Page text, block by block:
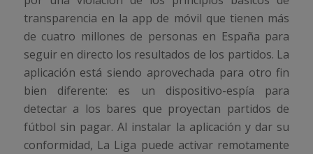
transparencia en la app de móvil que tienen más
de cuatro millones de personas en España para
seguir en directo los resultados de los partidos. La
aplicación está siendo aprovechada para otro fin
bien diferente: es un dispositivo-espía para
detectar a los bares que proyectan partidos de
fútbol sin pagar. Al instalar la aplicación y dar su
conformidad, La Liga puede activar remotamente